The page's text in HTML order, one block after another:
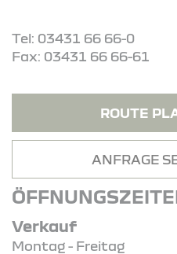
Tel: 03431 66 66-0
Fax: 03431 66 66-61
ROUTE
ANFRAGE
Verkauf
Montag - Freitag